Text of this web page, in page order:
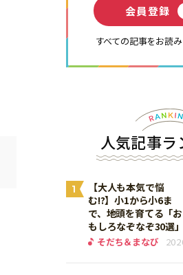
会員登録
すべての記事をお読み
人気記事ラ
1
【大人も本気で悩
む!?】小1から小6ま
で、地頭を育てる「お
もしろなぞなぞ30選」
そだち＆まなび